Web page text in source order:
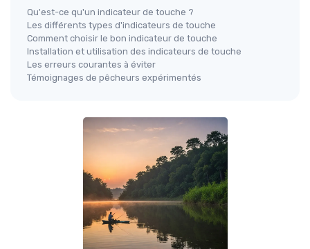
Qu'est-ce qu'un indicateur de touche ?
Les différents types d'indicateurs de touche
Comment choisir le bon indicateur de touche
Installation et utilisation des indicateurs de touche
Les erreurs courantes à éviter
Témoignages de pêcheurs expérimentés